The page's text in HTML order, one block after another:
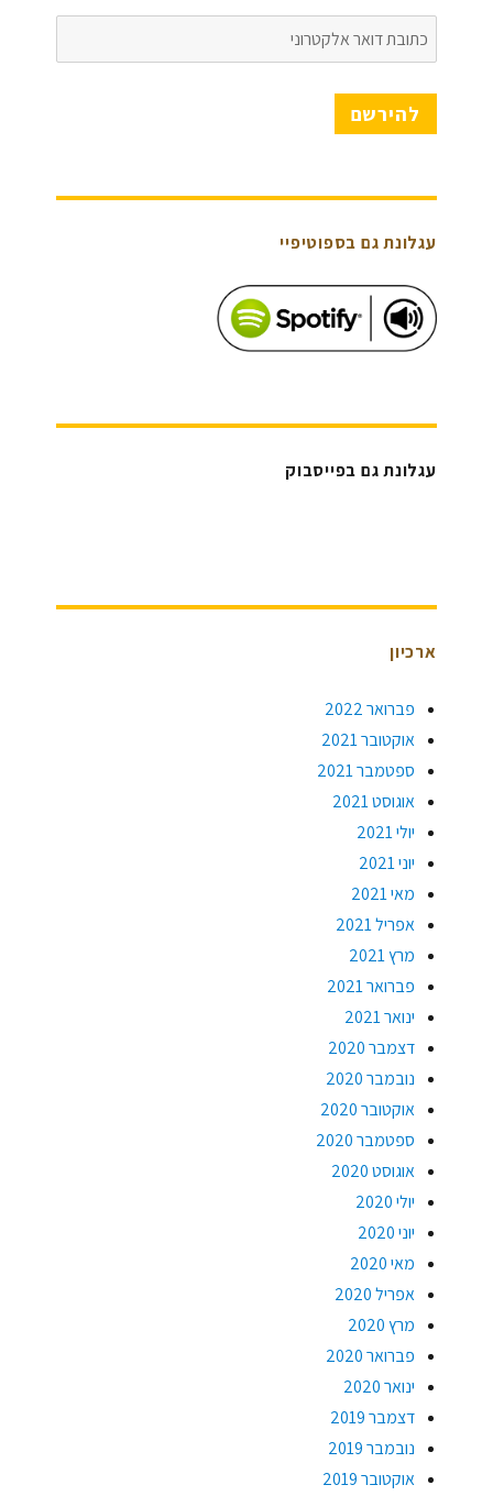
דואר
אלקטרוני
להירשם
עגלונת גם בספוטיפיי
עגלונת גם בפייסבוק
ארכיון
פברואר 2022
אוקטובר 2021
ספטמבר 2021
אוגוסט 2021
יולי 2021
יוני 2021
מאי 2021
אפריל 2021
מרץ 2021
פברואר 2021
ינואר 2021
דצמבר 2020
נובמבר 2020
אוקטובר 2020
ספטמבר 2020
אוגוסט 2020
יולי 2020
יוני 2020
מאי 2020
אפריל 2020
מרץ 2020
פברואר 2020
ינואר 2020
דצמבר 2019
נובמבר 2019
אוקטובר 2019